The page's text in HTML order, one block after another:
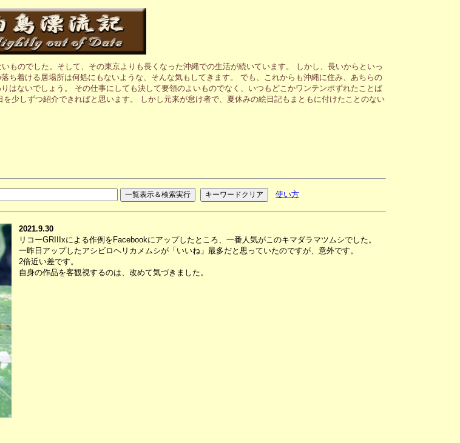
ものでした。そして、その東京よりも長くなった沖縄での生活が続いています。 しかし、長いからといっ
ち着ける居場所は何処にもないような、そんな気もしてきます。 でも、これからも沖縄に住み、あちらの
はないでしょう。 その仕事にしても決して要領のよいものでなく、いつもどこかワンテンポずれたことば
少しずつ紹介できればと思います。 しかし元来が怠け者で、夏休みの絵日記もまともに付けたことのない
使い方
2021.9.30
リコーGRIIIxによる作例をFacebookにアップしたところ、一番人気がこのキマダラマツムシでした。
一昨日アップしたアシビロヘリカメムシが「いいね」最多だと思っていたのですが、意外です。
2倍近い差です。
自身の作品を客観視するのは、改めて気づきました。